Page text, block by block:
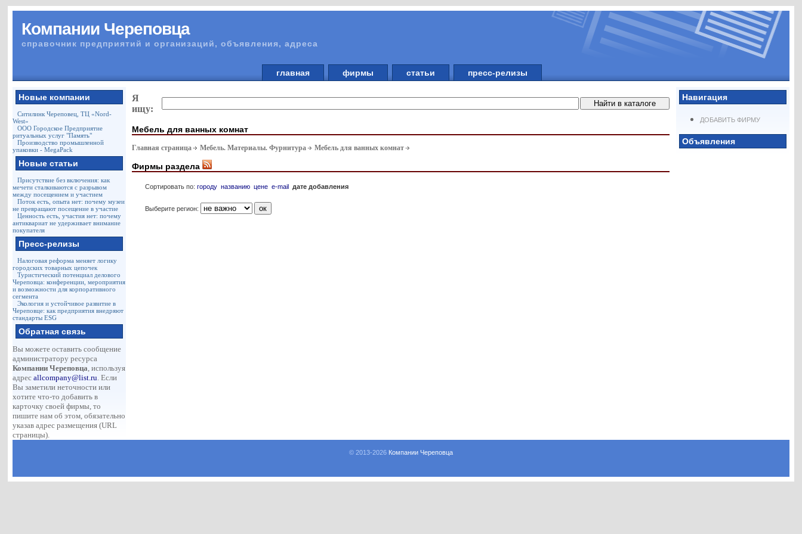
Компании Череповца
справочник предприятий и организаций, объявления, адреса
главная фирмы статьи пресс-релизы
Новые компании
Ситилинк Череповец, ТЦ «Nord-
West»
ООО Городское Предприятие
ритуальных услуг "Память"
Производство промышленной
упаковки - MegaPack
Новые статьи
Присутствие без включения: как
мечети сталкиваются с разрывом
между посещением и участием
Поток есть, опыта нет: почему музеи
не превращают посещение в участие
Ценность есть, участия нет: почему
антиквариат не удерживает внимание
покупателя
Пресс-релизы
Налоговая реформа меняет логику
городских товарных цепочек
Туристический потенциал делового
Череповца: конференции, мероприятия
и возможности для корпоративного
сегмента
Экология и устойчивое развитие в
Череповце: как предприятия внедряют
стандарты ESG
Обратная связь
Вы можете оставить сообщение
администратору ресурса
Компании Череповца, используя
адресallcompany@list.ru. Если
Вы заметили неточности или
хотите что-то добавить в
карточку своей фирмы, то
пишите нам об этом, обязательно
указав адрес размещения (URL
страницы).
Навигация
ДОБАВИТЬ ФИРМУ
Объявления
Я
ищу:
Мебель для ванных комнат
Главная страница Мебель. Материалы. Фурнитура Мебель для ванных комнат
Фирмы раздела
Сортировать по:городу названию цене e-mail дате добавления
Выберите регион:
© 2013-2026 Компании Череповца